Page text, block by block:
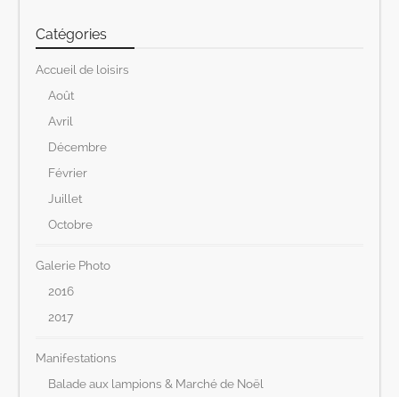
Catégories
Accueil de loisirs
Août
Avril
Décembre
Février
Juillet
Octobre
Galerie Photo
2016
2017
Manifestations
Balade aux lampions & Marché de Noël